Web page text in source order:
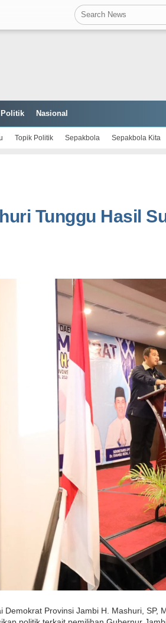
Politik Nasional
Topik Politik Sepakbola Sepakbola Kita
Tunggu Hasil
Demokrat Provinsi Jambi H. Mashuri, SP,